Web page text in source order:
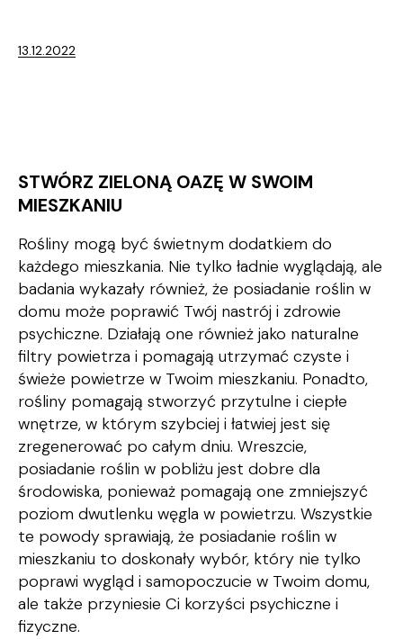
13.12.2022
STWÓRZ ZIELONĄ OAZĘ W SWOIM
MIESZKANIU
Rośliny mogą być świetnym dodatkiem do
każdego mieszkania. Nie tylko ładnie wyglądają, ale
badania wykazały również, że posiadanie roślin w
domu może poprawić Twój nastrój i zdrowie
psychiczne. Działają one również jako naturalne
filtry powietrza i pomagają utrzymać czyste i
świeże powietrze w Twoim mieszkaniu. Ponadto,
rośliny pomagają stworzyć przytulne i ciepłe
wnętrze, w którym szybciej i łatwiej jest się
zregenerować po całym dniu. Wreszcie,
posiadanie roślin w pobliżu jest dobre dla
środowiska, ponieważ pomagają one zmniejszyć
poziom dwutlenku węgla w powietrzu. Wszystkie
te powody sprawiają, że posiadanie roślin w
mieszkaniu to doskonały wybór, który nie tylko
poprawi wygląd i samopoczucie w Twoim domu,
ale także przyniesie Ci korzyści psychiczne i
fizyczne.